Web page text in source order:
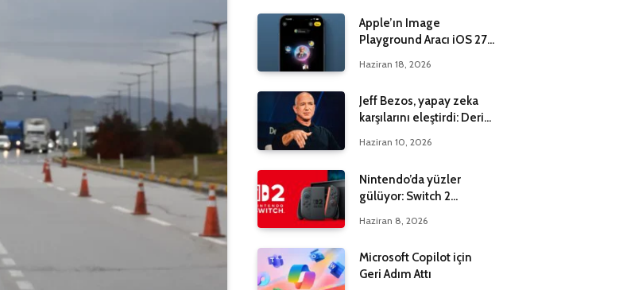
Apple’ın Image
Playground Aracı iOS 27
Haziran 18, 2026
Jeff Bezos, yapay zeka
karşılarını eleştirdi: Derin
Haziran 10, 2026
Nintendo’da yüzler
gülüyor: Switch 2
Haziran 8, 2026
Microsoft Copilot için
Geri Adım Attı